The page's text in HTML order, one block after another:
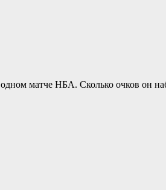
матче НБА. Сколько очков он